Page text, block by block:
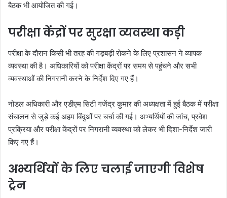
बैठक भी आयोजित की गई।
परीक्षा केंद्रों पर सुरक्षा व्यवस्था कड़ी
परीक्षा के दौरान किसी भी तरह की गड़बड़ी रोकने के लिए प्रशासन ने व्यापक
व्यवस्था की है। अधिकारियों को परीक्षा केंद्रों पर समय से पहुंचने और सभी
व्यवस्थाओं की निगरानी करने के निर्देश दिए गए हैं।
नोडल अधिकारी और एडीएम सिटी गजेंद्र कुमार की अध्यक्षता में हुई बैठक में परीक्षा
संचालन से जुड़े कई अहम बिंदुओं पर चर्चा की गई। अभ्यर्थियों की जांच, प्रवेश
प्रक्रिया और परीक्षा केंद्रों पर निगरानी व्यवस्था को लेकर भी दिशा-निर्देश जारी
किए गए हैं।
अभ्यर्थियों के लिए चलाई जाएगी विशेष
ट्रेन